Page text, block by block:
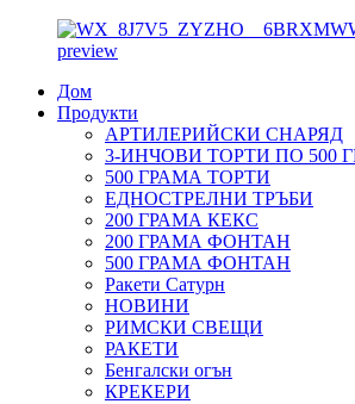
Дом
Продукти
АРТИЛЕРИЙСКИ СНАРЯД
3-ИНЧОВИ ТОРТИ ПО 500
500 ГРАМА ТОРТИ
ЕДНОСТРЕЛНИ ТРЪБИ
200 ГРАМА КЕКС
200 ГРАМА ФОНТАН
500 ГРАМА ФОНТАН
Ракети Сатурн
НОВИНИ
РИМСКИ СВЕЩИ
РАКЕТИ
Бенгалски огън
КРЕКЕРИ